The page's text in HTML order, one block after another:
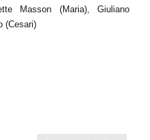
Masson (Maria), Giuliano
(Cesari)